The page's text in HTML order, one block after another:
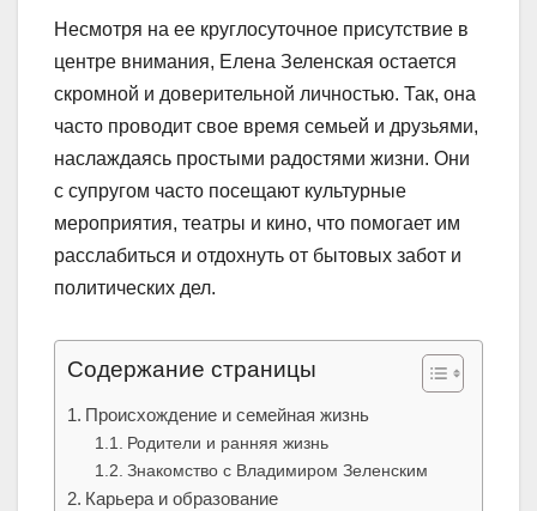
Несмотря на ее круглосуточное присутствие в
центре внимания, Елена Зеленская остается
скромной и доверительной личностью. Так, она
часто проводит свое время семьей и друзьями,
наслаждаясь простыми радостями жизни. Они
с супругом часто посещают культурные
мероприятия, театры и кино, что помогает им
расслабиться и отдохнуть от бытовых забот и
политических дел.
Содержание страницы
Происхождение и семейная жизнь
Родители и ранняя жизнь
Знакомство с Владимиром Зеленским
Карьера и образование